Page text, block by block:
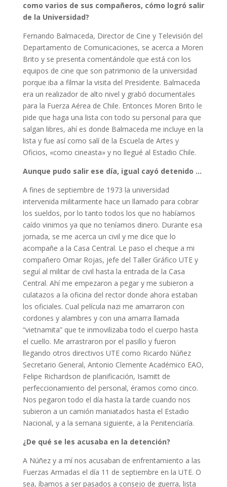
como varios de sus compañeros, cómo logró salir
de la Universidad?
Fernando Balmaceda, Director de Cine y Televisión del
Departamento de Comunicaciones, se acerca a Moren
Brito y se presenta comentándole que está con los
equipos de cine que son patrimonio de la universidad
porque iba a filmar la visita del Presidente. Balmaceda
era un realizador de alto nivel y grabó documentales
para la Fuerza Aérea de Chile. Entonces Moren Brito le
pide que haga una lista con todo su personal para que
salgan libres, ahí es donde Balmaceda me incluye en la
lista y fue así como salí de la Escuela de Artes y
Oficios, «como cineasta» y no llegué al Estadio Chile.
Aunque pudo salir ese día, igual cayó detenido …
A fines de septiembre de 1973 la universidad
intervenida militarmente hace un llamado para cobrar
los sueldos, por lo tanto todos los que no habíamos
caído vinimos ya que no teníamos dinero. Durante esa
jornada, se me acerca un civil y me dice que lo
acompañe a la Casa Central. Le paso el cheque a mi
compañero Omar Rojas, jefe del Taller Gráfico UTE y
seguí al militar de civil hasta la entrada de la Casa
Central. Ahí me empezaron a pegar y me subieron a
culatazos a la oficina del rector donde ahora estaban
los oficiales. Cual película nazi me amarraron con
cordones y alambres y con una amarra llamada
“vietnamita” que te inmovilizaba todo el cuerpo hasta
el cuello. Me arrastraron por el pasillo y fueron
llegando otros directivos UTE como Ricardo Núñez
Secretario General, Antonio Clemente Académico EAO,
Felipe Richardson de planificación, Isamitt de
perfeccionamiento del personal, éramos como cinco.
Nos pegaron todo el día hasta la tarde cuando nos
subieron a un camión maniatados hasta el Estadio
Nacional, y a la semana siguiente, a la Penitenciaría.
¿De qué se les acusaba en la detención?
A Núñez y a mí nos acusaban de enfrentamiento a las
Fuerzas Armadas el día 11 de septiembre en la UTE. O
sea, íbamos a ser pasados a consejo de guerra, lista